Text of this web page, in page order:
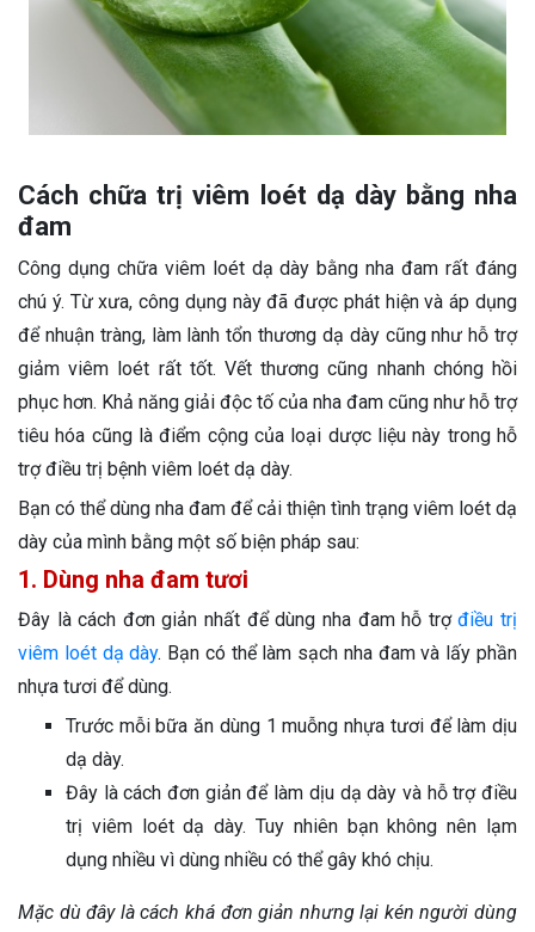
Cách chữa trị viêm loét dạ dày bằng nha
đam
Công dụng chữa viêm loét dạ dày bằng nha đam rất đáng
chú ý. Từ xưa, công dụng này đã được phát hiện và áp dụng
để nhuận tràng, làm lành tổn thương dạ dày cũng như hỗ trợ
giảm viêm loét rất tốt. Vết thương cũng nhanh chóng hồi
phục hơn. Khả năng giải độc tố của nha đam cũng như hỗ trợ
tiêu hóa cũng là điểm cộng của loại dược liệu này trong hỗ
trợ điều trị bệnh viêm loét dạ dày.
Bạn có thể dùng nha đam để cải thiện tình trạng viêm loét dạ
dày của mình bằng một số biện pháp sau:
1. Dùng nha đam tươi
Đây là cách đơn giản nhất để dùng nha đam hỗ trợđiều trị
viêm loét dạ dày. Bạn có thể làm sạch nha đam và lấy phần
nhựa tươi để dùng.
Trước mỗi bữa ăn dùng 1 muỗng nhựa tươi để làm dịu
dạ dày.
Đây là cách đơn giản để làm dịu dạ dày và hỗ trợ điều
trị viêm loét dạ dày. Tuy nhiên bạn không nên lạm
dụng nhiều vì dùng nhiều có thể gây khó chịu.
Mặc dù đây là cách khá đơn giản nhưng lại kén người dùng